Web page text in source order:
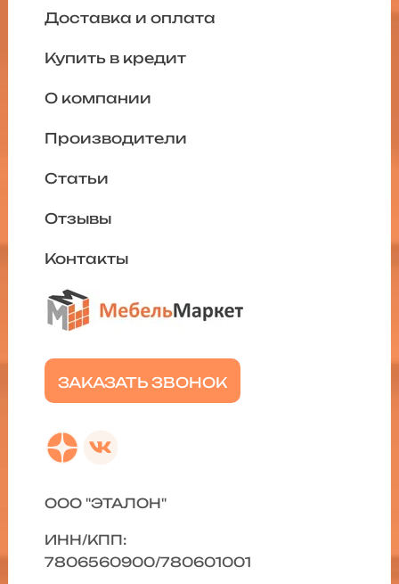
ЗАКАЗАТЬ ЗВОНОК
Доставка и оплата
Купить в кредит
О компании
Производители
Статьи
Отзывы
Контакты
ООО "ЭТАЛОН"
ИНН/КПП:
7806560900/780601001